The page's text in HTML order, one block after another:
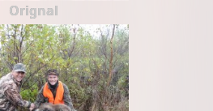
Orignal